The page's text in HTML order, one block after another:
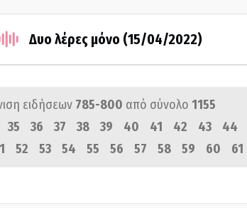
Δυο λέρες μόνο (15/04/2022)
ειδήσεων 785-800 από σύνολο 1155
35 36 37 38 39 40 41 42 43 44
52 53 54 55 56 57 58 59 60 61